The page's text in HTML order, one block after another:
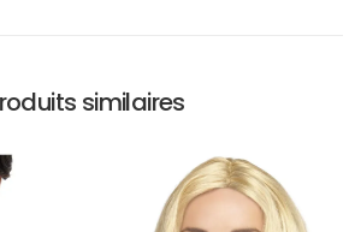
similaires